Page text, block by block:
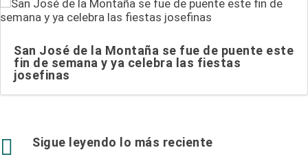
San José de la Montaña se fue de puente este
fin de semana y ya celebra las fiestas
josefinas
 Sigue leyendo lo más reciente